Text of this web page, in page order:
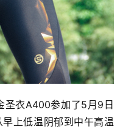
上低温阴郁到中午高温